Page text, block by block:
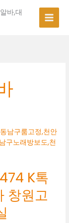
바,대
K톡
창원고